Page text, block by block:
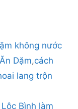
không nước
Dặm,cách
lang trộn
Bình làm